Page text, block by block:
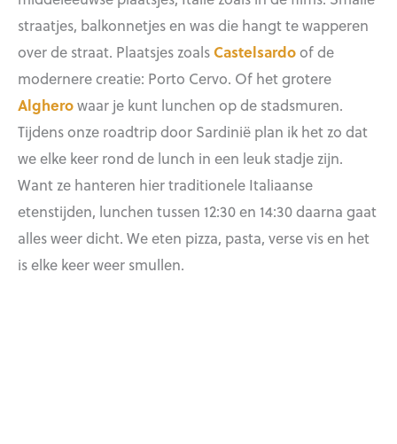
straatjes, balkonnetjes en was die hangt te wapperen
over de straat. Plaatsjes zoalsCastelsardoof de
modernere creatie: Porto Cervo. Of het grotere
Algherowaar je kunt lunchen op de stadsmuren.
Tijdens onze roadtrip door Sardinië plan ik het zo dat
we elke keer rond de lunch in een leuk stadje zijn.
Want ze hanteren hier traditionele Italiaanse
etenstijden, lunchen tussen 12:30 en 14:30 daarna gaat
alles weer dicht. We eten pizza, pasta, verse vis en het
is elke keer weer smullen.